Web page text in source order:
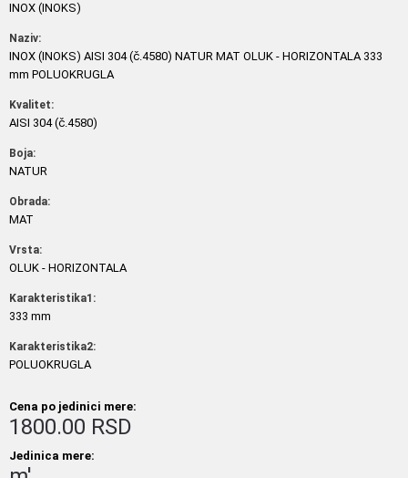
INOX (INOKS)
Naziv:
INOX (INOKS) AISI 304 (č.4580) NATUR MAT OLUK - HORIZONTALA 333
mm POLUOKRUGLA
Kvalitet:
AISI 304 (č.4580)
Boja:
NATUR
Obrada:
MAT
Vrsta:
OLUK - HORIZONTALA
Karakteristika1:
333 mm
Karakteristika2:
POLUOKRUGLA
Cena po jedinici mere:
1800.00 RSD
Jedinica mere: